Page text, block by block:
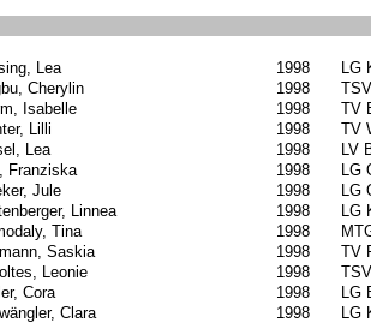
Lea 1998
LG
Cherylin 1998
Isabelle 1998
TV
Lilli 1998
TV
Lea 1998
LV
Franziska 1998
LG
Jule 1998
LG
Linnea 1998
LG
Tina 1998
Saskia 1998
TV
Leonie 1998
Cora 1998
LG
Clara 1998
LG